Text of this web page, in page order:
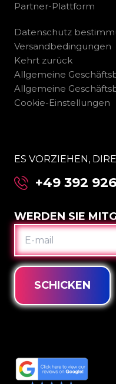
Partner-Plattform
Datenschutz
Versandbedingungen
Kehrt zurück
Allgemeine
Allgemeine
Cookie-Einstellungen
ES VORZIEHEN,
+49 392
WERDEN SIE
E-
MAIL
SCHICKEN